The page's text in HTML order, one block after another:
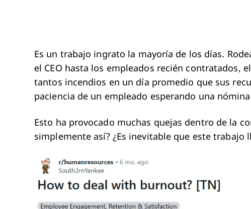
Es un trabajo ingrato la mayoría de los días.
el CEO hasta los empleados recién contratados,
tantos incendios en un día promedio que sus
paciencia de un empleado esperando una
Esto ha provocado muchas quejas dentro de la
simplemente así? ¿Es inevitable que este trabajo